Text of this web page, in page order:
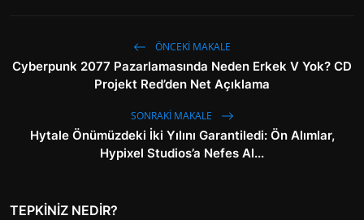
ÖNCEKI MAKALE
Cyberpunk 2077 Pazarlamasında Neden Erkek V Yok? CD
Projekt Red’den Net Açıklama
SONRAKI MAKALE
Hytale Önümüzdeki İki Yılını Garantiledi: Ön Alımlar,
Hypixel Studios’a Nefes Al...
TEPKINIZ NEDIR?